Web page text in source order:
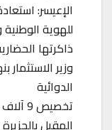
الإعيسر:
للهوية
ذاكرتها
وزير الاستثمار
الدوائية
المقبل بالجزيرة